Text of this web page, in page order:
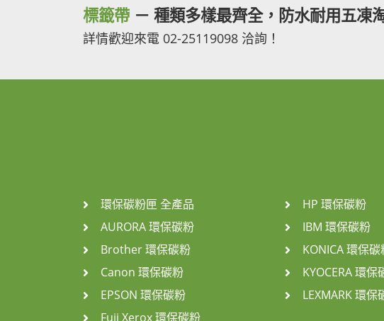
標籤帶 － 種類多樣最齊全，防水耐用五凍
詳情歡迎來電 02-25119098 洽詢！
環保碳粉匣 全產品
AURORA 環保碳粉
Brother 環保碳粉
Canon 環保碳粉
EPSON 環保碳粉
Fuji Xerox 環保碳粉
HP 環保碳粉
IBM 環保碳粉
KONICA 環保碳
KYOCERA 環保
LEXMARK 環保